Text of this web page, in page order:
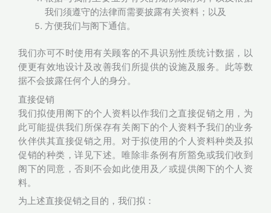
我们须遵守的法律而需要披露有关资料；以及
方便我们与阁下通信。
我们亦可不时使用有关顾客的不具识别性质统计数据，以
便更有效地设计及改善我们所提供的设施及服务。此等数
据不会披露任何个人的身分。
直接促销
我们拟使用阁下的个人资料以作我们之直接促销之用，为
此可能提供我们所保存有关阁下的个人资料予我们的业务
伙伴供其直接促销之用。对于拟使用的个人资料种类及拟
促销的种类，详见下述。唯除非条例有所豁免或我们收到
阁下的同意，否则不会如此使用及／或提供阁下的个人资
料。
为上述直接促销之目的，我们拟：